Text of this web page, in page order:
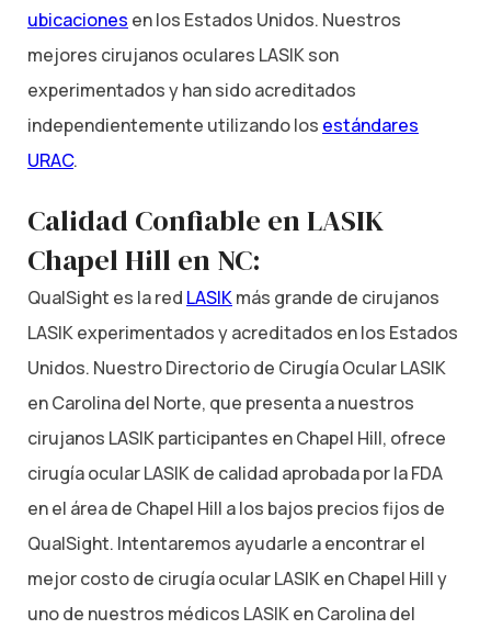
ubicaciones en los Estados Unidos. Nuestros
mejores cirujanos oculares LASIK son
experimentados y han sido acreditados
independientemente utilizando los estándares
URAC.
Calidad Confiable en LASIK
Chapel Hill en NC:
QualSight es la red LASIKmás grande de cirujanos
LASIK experimentados y acreditados en los Estados
Unidos. Nuestro Directorio de Cirugía Ocular LASIK
en Carolina del Norte, que presenta a nuestros
cirujanos LASIK participantes en Chapel Hill, ofrece
cirugía ocular LASIK de calidad aprobada por la FDA
en el área de Chapel Hill a los bajos precios fijos de
QualSight. Intentaremos ayudarle a encontrar el
mejor costo de cirugía ocular LASIK en Chapel Hill y
uno de nuestros médicos LASIK en Carolina del